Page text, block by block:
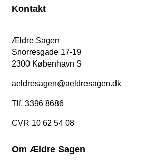
Kontakt
Ældre Sagen
Snorresgade 17-19
2300 København S
aeldresagen@aeldresagen.dk
Tlf. 3396 8686
CVR 10 62 54 08
Om Ældre Sagen